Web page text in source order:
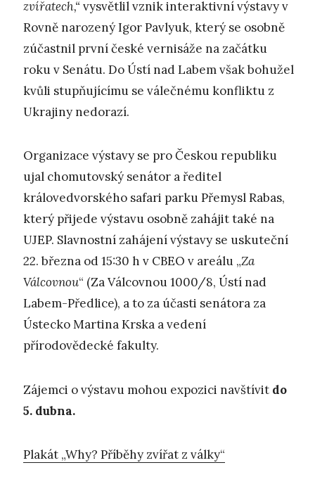
zvířatech,“ vysvětlil vznik interaktivní výstavy v
Rovně narozený Igor Pavlyuk, který se osobně
zúčastnil první české vernisáže na začátku
roku v Senátu. Do Ústí nad Labem však bohužel
kvůli stupňujícímu se válečnému konfliktu z
Ukrajiny nedorazí.
Organizace výstavy se pro Českou republiku
ujal chomutovský senátor a ředitel
královedvorského safari parku Přemysl Rabas,
který přijede výstavu osobně zahájit také na
UJEP. Slavnostní zahájení výstavy se uskuteční
22. března od 15:30 h v CBEO v areálu „Za
Válcovnou“ (Za Válcovnou 1000/8, Ústí nad
Labem-Předlice), a to za účasti senátora za
Ústecko Martina Krska a vedení
přírodovědecké fakulty.
Zájemci o výstavu mohou expozici navštívit do
5. dubna.
Plakát „Why? Příběhy zvířat z války“